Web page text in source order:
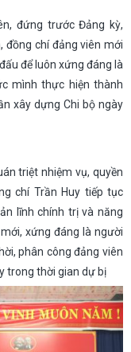
đứng trước Đảng kỳ,
đồng chí đảng viên mới
để luôn xứng đáng là
mình thực hiện thành
xây dựng Chi bộ ngày
triệt nhiệm vụ, quyền
chí Trần Huy tiếp tục
lĩnh chính trị và năng
xứng đáng là người
phân công đảng viên
trong thời gian dự bị